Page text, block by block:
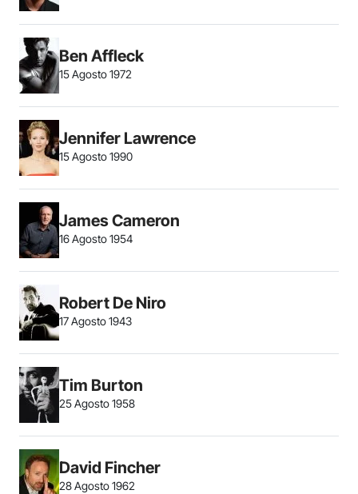
Ben Affleck
15 Agosto 1972
Jennifer Lawrence
15 Agosto 1990
James Cameron
16 Agosto 1954
Robert De Niro
17 Agosto 1943
Tim Burton
25 Agosto 1958
David Fincher
28 Agosto 1962